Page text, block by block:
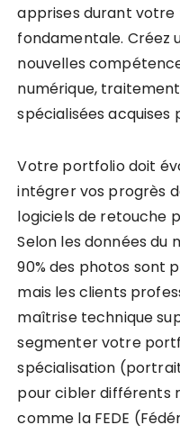
apprises durant
fondamentale. Créez
nouvelles
numérique,
spécialisées
Votre portfolio doit
intégrer vos progrès
logiciels de retouche
Selon les données du
90% des photos sont
mais les clients
maîtrise technique
segmenter votre
spécialisation
pour cibler différents
comme la FEDE